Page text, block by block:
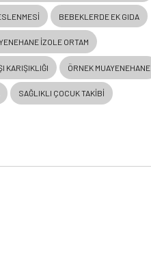
BEBEKLERDE EK GIDA
IZOLE ORTAM
KARIŞIKLIĞI ÖRNEK MUAYENEHANE
SAĞLIKLI ÇOCUK TAKIBI